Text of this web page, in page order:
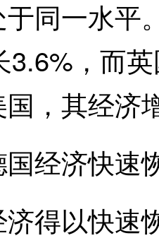
同一水平
3.6%，而
，其经济
经济快速
以快速